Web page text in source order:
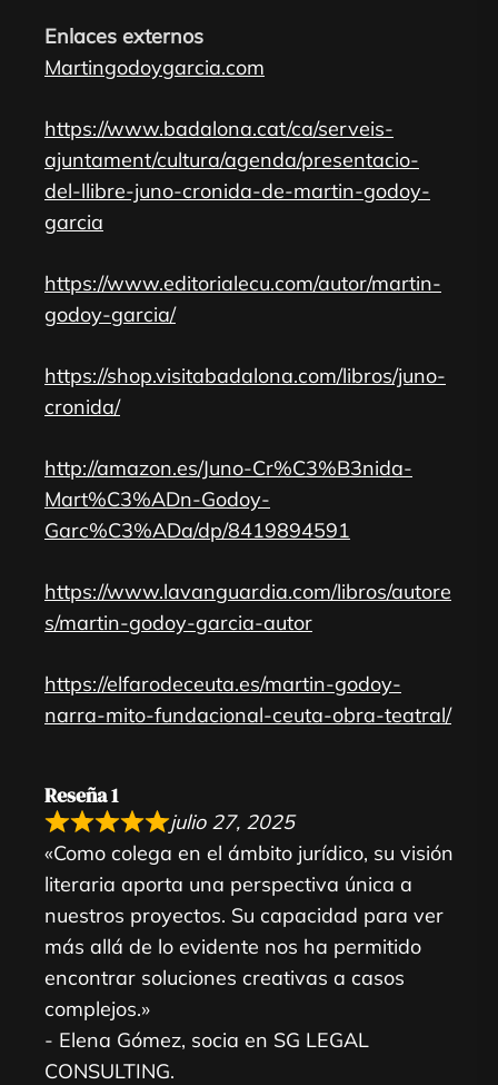
Enlaces externos
Martingodoygarcia.com
https://www.badalona.cat/ca/serveis-
ajuntament/cultura/agenda/presentacio-
del-llibre-juno-cronida-de-martin-godoy-
garcia
https://www.editorialecu.com/autor/martin-
godoy-garcia/
https://shop.visitabadalona.com/libros/juno-
cronida/
http://amazon.es/Juno-Cr%C3%B3nida-
Mart%C3%ADn-Godoy-
Garc%C3%ADa/dp/8419894591
https://www.lavanguardia.com/libros/autore
s/martin-godoy-garcia-autor
https://elfarodeceuta.es/martin-godoy-
narra-mito-fundacional-ceuta-obra-teatral/
Reseña 1
julio 27, 2025
«Como colega en el ámbito jurídico, su visión
literaria aporta una perspectiva única a
nuestros proyectos. Su capacidad para ver
más allá de lo evidente nos ha permitido
encontrar soluciones creativas a casos
complejos.»
- Elena Gómez, socia en SG LEGAL
CONSULTING.